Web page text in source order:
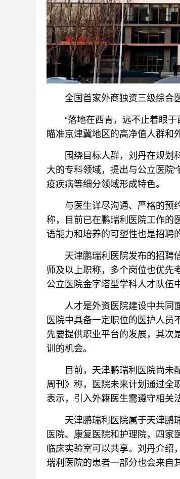
全国首家外商独资三级综合医
“落地在西青，远不止着眼于
瞄准京津冀地区的高净值人群和
围绕目标人群，刘丹在规划科
大的专科领域，提出与公立医院
疫疾病等细分领域形成特色。
与医生详尽沟通、严格的预约
称，目前已在鹏瑞利医院工作的
语能力和培养的可塑性也是招聘
天津鹏瑞利医院发布的招聘信
师及以上职称，多个岗位也优先
公立医院金字塔型学科人才队伍
人才是外资医院建设中共同面
医院中具备一定职位的医护人员
先要提供职业平台的发展，其次
训的机会。
目前，天津鹏瑞利医院尚未配
周刊》称，医院未来计划通过全
表示，引入外籍医生需遵守相关
天津鹏瑞利医院属于天津鹏瑞
医院、康复医院和护理院，四家
临床实验室可以共享。刘丹介绍
瑞利医院的患者一部分也会来自